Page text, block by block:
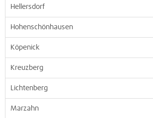
Hellersdorf
Hohenschönhausen
Köpenick
Kreuzberg
Lichtenberg
Marzahn